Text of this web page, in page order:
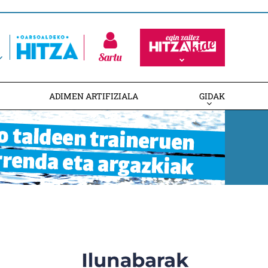
Sartu
ADIMEN ARTIFIZIALA GIDAK